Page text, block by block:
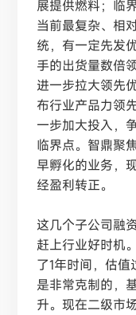
展提供燃料；临
当前最复杂、相
统，有一定先发
手的出货量数倍
进一步拉大领先
布行业产品力领
一步加大投入，
临界点。智鼎聚
早孵化的业务，
经盈利转正。
这几个子公司融
赶上行业好时机
了1年时间，估
是非常克制的，
升。现在二级市